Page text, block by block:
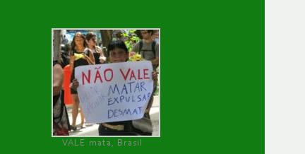
VALE mata, Brasil